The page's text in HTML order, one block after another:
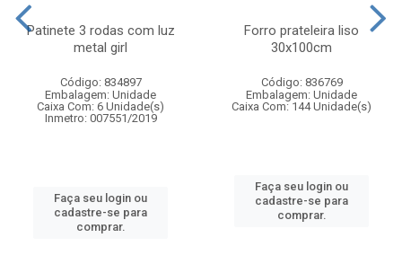
Patinete 3 rodas com luz
metal girl
Código: 834897
Embalagem: Unidade
Caixa Com: 6 Unidade(s)
Inmetro: 007551/2019
Faça seu login ou
cadastre-se para
comprar.
Forro prateleira liso
30x100cm
Código: 836769
Embalagem: Unidade
Caixa Com: 144 Unidade(s)
Faça seu login ou
cadastre-se para
comprar.